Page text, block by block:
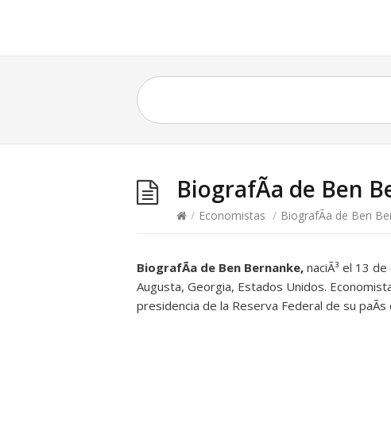
BiografÃ­a de Ben
/ Economistas / BiografÃ­a de Ben
BiografÃ­a de Ben Bernanke, naciÃ³ el 13
Augusta, Georgia, Estados Unidos.
presidencia de la Reserva Federal de su